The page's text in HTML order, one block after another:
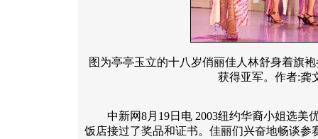
图为亭亭玉立的十八岁俏丽佳人林舒身着旗
获得亚军。作者:龚
中新网8月19日电 2003纽约华裔小姐选美
饭店接过了奖品和证书。佳丽们兴奋地畅谈参